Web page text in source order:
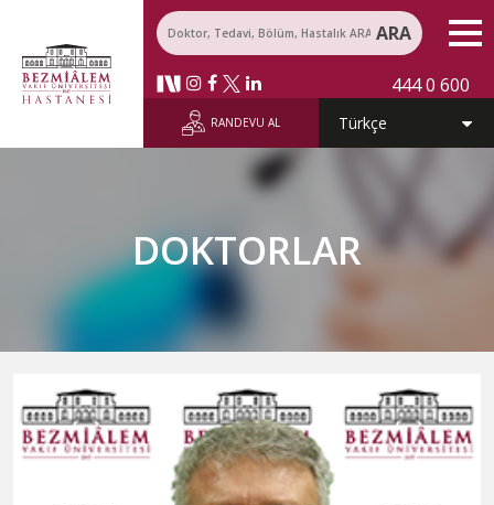
ARA
444 0 600
RANDEVU AL
DOKTORLAR